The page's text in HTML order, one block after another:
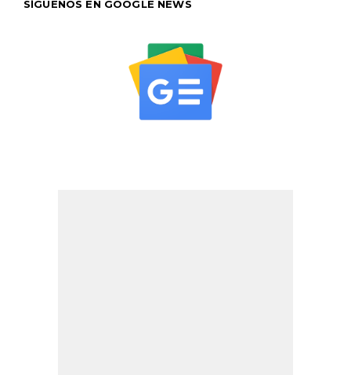
SÍGUENOS EN GOOGLE NEWS